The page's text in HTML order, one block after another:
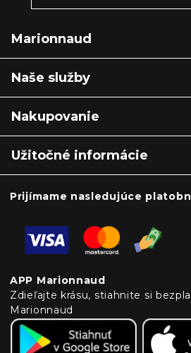
Marionnaud
Naše služby
Nakupovanie
Užitočné informácie
Prijímame nasledujúce
APP Marionnaud
Zdieľajte krásu, stiahnite si
Marionnaud